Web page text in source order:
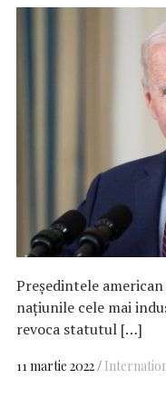
Preşedintele
naţiunile cele mai
revoca statutul […]
11 martie 2022